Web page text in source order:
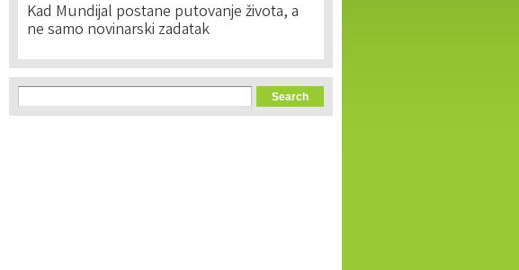
Kad Mundijal postane putovanje života, a
ne samo novinarski zadatak
Search form
Search